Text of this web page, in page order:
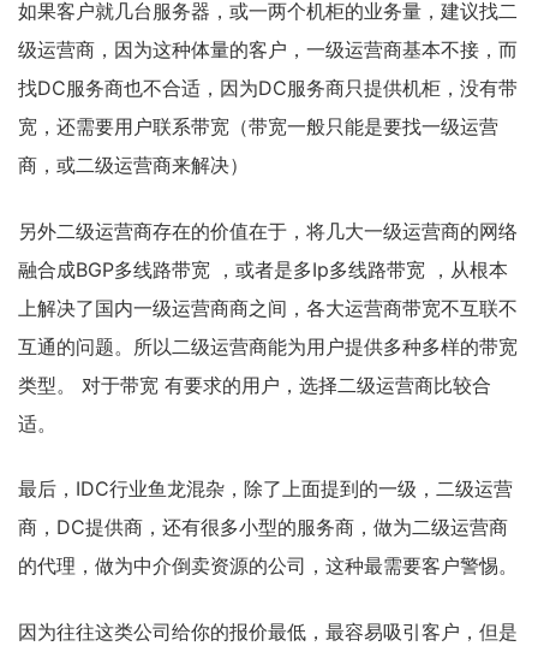
如果客户就几台服务器，或一两个机柜的业务量，建议找二
级运营商，因为这种体量的客户，一级运营商基本不接，而
找DC服务商也不合适，因为DC服务商只提供机柜，没有带
宽，还需要用户联系带宽（带宽一般只能是要找一级运营
商，或二级运营商来解决）
另外二级运营商存在的价值在于，将几大一级运营商的网络
融合成BGP多线路带宽 ，或者是多Ip多线路带宽 ，从根本
上解决了国内一级运营商商之间，各大运营商带宽不互联不
互通的问题。所以二级运营商能为用户提供多种多样的带宽
类型。 对于带宽 有要求的用户，选择二级运营商比较合
适。
最后，IDC行业鱼龙混杂，除了上面提到的一级，二级运营
商，DC提供商，还有很多小型的服务商，做为二级运营商
的代理，做为中介倒卖资源的公司，这种最需要客户警惕。
因为往往这类公司给你的报价最低，最容易吸引客户，但是